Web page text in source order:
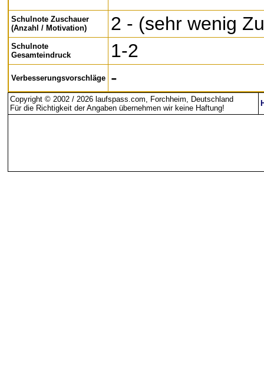
Schulnote Zuschauer
(Anzahl / Motivation)
2 - (sehr wenig
Schulnote
Gesamteindruck
1-2
Verbesserungsvorschläge -
Copyright © 2002 / 2026 laufspass.com, Forchheim, Deutschland
Für die Richtigkeit der Angaben übernehmen wir keine Haftung!